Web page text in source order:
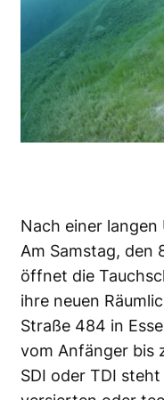
Nach einer
Am Samstag, den
öffnet die
ihre neuen
Straße 484 in
vom Anfänger bis
SDI oder TDI